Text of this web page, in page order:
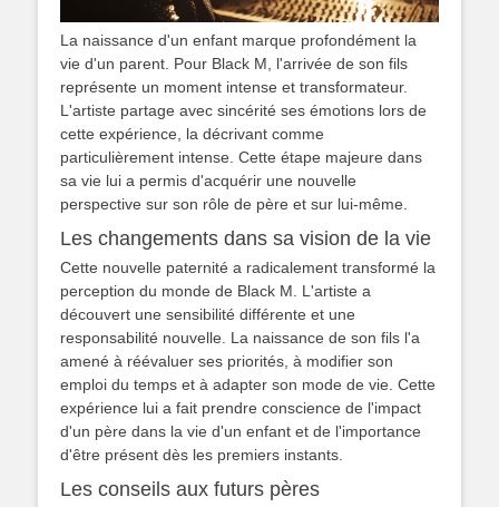
La naissance d'un enfant marque profondément la
vie d'un parent. Pour Black M, l'arrivée de son fils
représente un moment intense et transformateur.
L'artiste partage avec sincérité ses émotions lors de
cette expérience, la décrivant comme
particulièrement intense. Cette étape majeure dans
sa vie lui a permis d'acquérir une nouvelle
perspective sur son rôle de père et sur lui-même.
Les changements dans sa vision de la vie
Cette nouvelle paternité a radicalement transformé la
perception du monde de Black M. L'artiste a
découvert une sensibilité différente et une
responsabilité nouvelle. La naissance de son fils l'a
amené à réévaluer ses priorités, à modifier son
emploi du temps et à adapter son mode de vie. Cette
expérience lui a fait prendre conscience de l'impact
d'un père dans la vie d'un enfant et de l'importance
d'être présent dès les premiers instants.
Les conseils aux futurs pères